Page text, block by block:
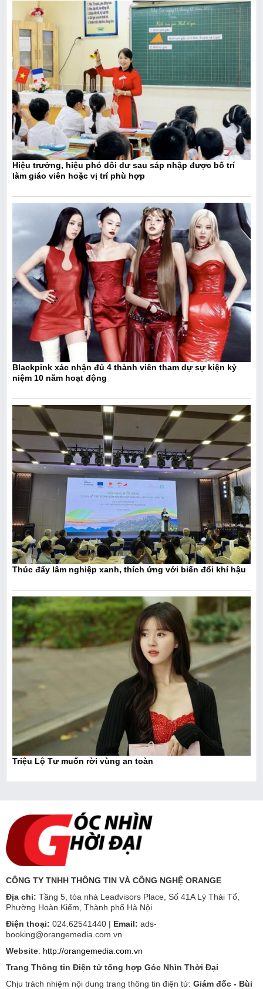
Hiệu trưởng, hiệu phó dôi dư sau sáp nhập được bố trí
làm giáo viên hoặc vị trí phù hợp
Blackpink xác nhận đủ 4 thành viên tham dự sự kiện kỷ
niệm 10 năm hoạt động
Thúc đẩy lâm nghiệp xanh, thích ứng với biến đổi khí hậu
Triệu Lộ Tư muốn rời vùng an toàn
CÔNG TY TNHH THÔNG TIN VÀ CÔNG NGHỆ ORANGE
Địa chỉ: Tầng 5, tòa nhà Leadvisors Place, Số 41A Lý Thái Tổ,
Phường Hoàn Kiếm, Thành phố Hà Nội
Điện thoại: 024.62541440 | Email: ads-
booking@orangemedia.com.vn
Website: http://orangemedia.com.vn
Trang Thông tin Điện tử tổng hợp Góc Nhìn Thời Đại
Chịu trách nhiệm nội dung trang thông tin điện tử: Giám đốc - Bùi